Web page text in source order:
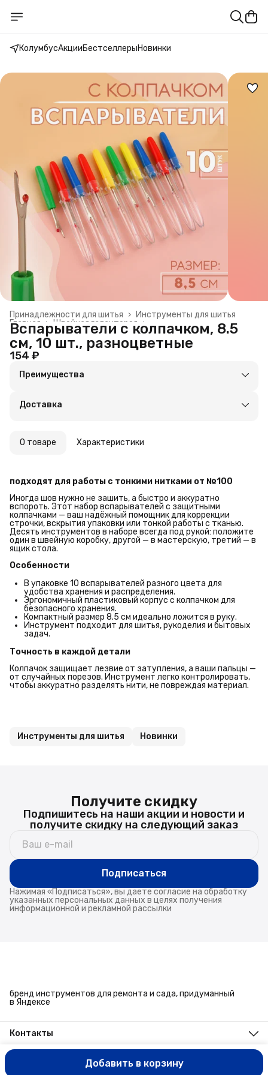
КолумбусАкцииБестселлерыНовинки
Инструменты для шитья
Принадлежности для шитья ›
Швейная галантерея ›
Главная ›
Вспарыватели с колпачком, 8.5
см, 10 шт., разноцветные
154 ₽
Добавить в корзину
Преимущества
Удобный возврат
Доставка
О товаре Характеристики
подходят для работы с тонкими нитками от №100
Иногда шов нужно не зашить, а быстро и аккуратно
вспороть. Этот набор вспарывателей с защитными
колпачками — ваш надёжный помощник для коррекции
строчки, вскрытия упаковки или тонкой работы с тканью.
Десять инструментов в наборе всегда под рукой: положите
один в швейную коробку, другой — в мастерскую, третий — в
ящик стола.
Особенности
В упаковке 10 вспарывателей разного цвета для
удобства хранения и распределения.
Эргономичный пластиковый корпус с колпачком для
безопасного хранения.
Компактный размер 8.5 см идеально ложится в руку.
Инструмент подходит для шитья, рукоделия и бытовых
задач.
Точность в каждой детали
Колпачок защищает лезвие от затупления, а ваши пальцы —
от случайных порезов. Инструмент легко контролировать,
чтобы аккуратно разделять нити, не повреждая материал.
Инструменты для шитья Новинки
Получите скидку
Подпишитесь на наши акции и новости и
получите скидку на следующий заказ
Подписаться
Нажимая «Подписаться», вы даете согласие на обработку
указанных персональных данных в целях получения
информационной и рекламной рассылки
бренд инструментов для ремонта и сада, придуманный
в Яндексе
Контакты
Адрес
г. Челябинск, ул. Энтузиастов, 27
ООО ИМЭКС © Все права защищеныОплатаДоставка